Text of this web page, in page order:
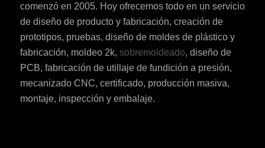
comenzó en 2005. Hoy ofrecemos todo en un servicio
de diseño de producto y fabricación, creación de
prototipos, pruebas, diseño de moldes de plástico y
fabricación, moldeo 2k, sobremoldeado, diseño de
PCB, fabricación de utillaje de fundición a presión,
mecanizado CNC, certificado, producción masiva,
montaje, inspección y embalaje.